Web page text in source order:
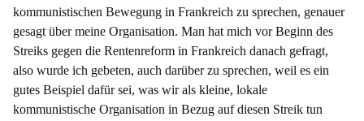
kommunistischen Bewegung in Frankreich zu sprechen, genauer
gesagt über meine Organisation. Man hat mich vor Beginn des
Streiks gegen die Rentenreform in Frankreich danach gefragt,
also wurde ich gebeten, auch darüber zu sprechen, weil es ein
gutes Beispiel dafür sei, was wir als kleine, lokale
kommunistische Organisation in Bezug auf diesen Streik tun